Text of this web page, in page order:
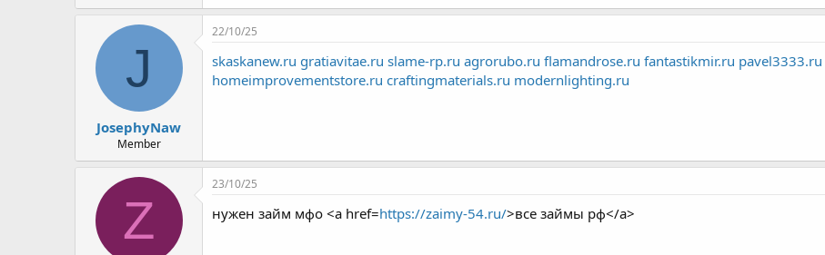
J
JosephyNaw
Member
22/10/25
skaskanew.ru gratiavitae.ru slame-rp.ru agrorubo.ru flamandrose.ru fantastikmir.ru pavel3333.ru
homeimprovementstore.ru craftingmaterials.ru modernlighting.ru
Z
23/10/25
нужен займ мфо <a href=https://zaimy-54.ru/>все займы рф</a>